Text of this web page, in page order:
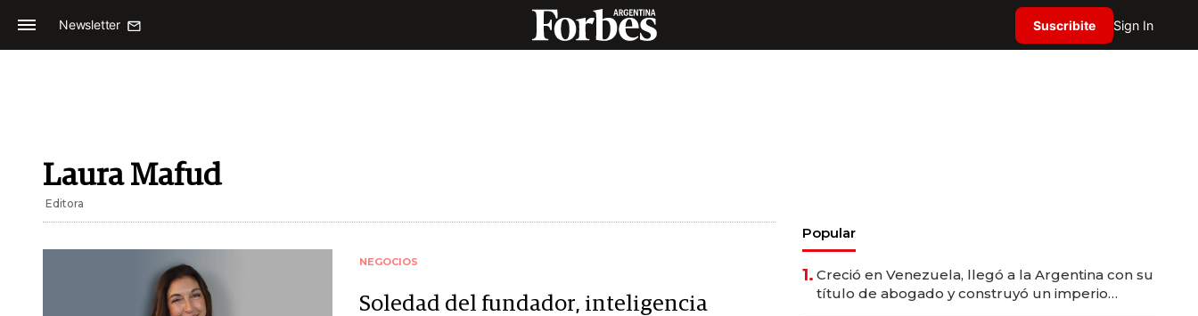
Newsletter Suscribite Sign In
Laura Mafud
Editora
NEGOCIOS
Soledad del fundador, inteligencia
Popular
1. Creció en Venezuela, llegó a la Argentina con su
título de abogado y construyó un imperio